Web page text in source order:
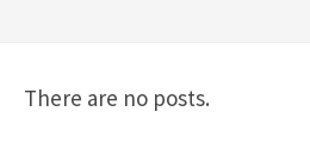
There are no posts.